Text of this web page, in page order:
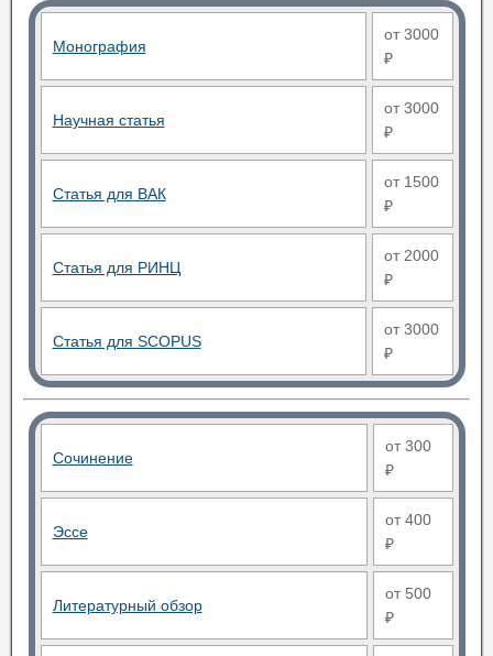
Монография
от 3000
₽
Научная статья
от 3000
₽
Статья для ВАК
от 1500
₽
Статья для РИНЦ
от 2000
₽
Статья для SCOPUS
от 3000
₽
Сочинение
от 300
₽
Эссе
от 400
₽
Литературный обзор
от 500
₽